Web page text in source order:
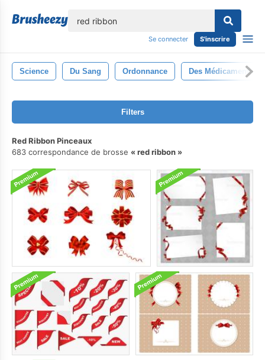
Se connecter S'inscrire
Science Du Sang Ordonnance Des Médicaments
Filters
Red Ribbon Pinceaux
683 correspondance de brosse
red ribbon